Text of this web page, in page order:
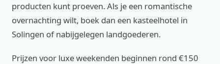
producten kunt proeven. Als je een romantische
overnachting wilt, boek dan een kasteelhotel in
Solingen of nabijgelegen landgoederen.
Prijzen voor luxe weekenden beginnen rond €150